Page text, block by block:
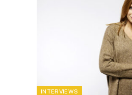
INTERVIEWS